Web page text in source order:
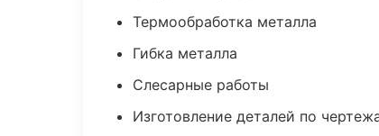
Термообработка металла
Гибка металла
Слесарные работы
Изготовление деталей по